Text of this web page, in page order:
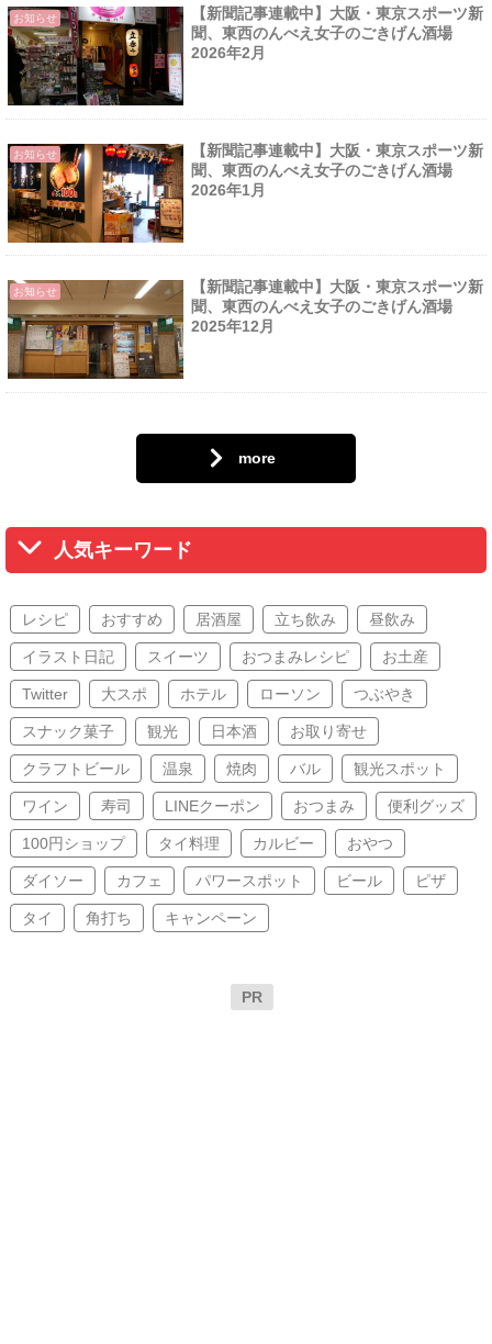
お知らせ
【新聞記事連載中】大阪・東京スポーツ新
聞、東西のんべえ女子のごきげん酒場
2026年2月
お知らせ
【新聞記事連載中】大阪・東京スポーツ新
聞、東西のんべえ女子のごきげん酒場
2026年1月
お知らせ
【新聞記事連載中】大阪・東京スポーツ新
聞、東西のんべえ女子のごきげん酒場
2025年12月
more
人気キーワード
レシピ おすすめ 居酒屋 立ち飲み 昼飲み
イラスト日記 スイーツ おつまみレシピ お土産
Twitter 大スポ ホテル ローソン つぶやき
スナック菓子 観光 日本酒 お取り寄せ
クラフトビール 温泉 焼肉 バル 観光スポット
ワイン 寿司 LINEクーポン おつまみ 便利グッズ
100円ショップ タイ料理 カルビー おやつ
ダイソー カフェ パワースポット ビール ピザ
タイ 角打ち キャンペーン
PR